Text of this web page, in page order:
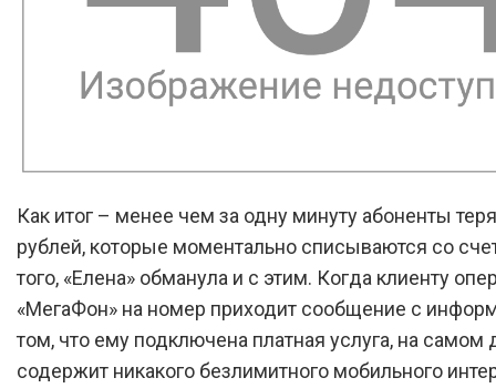
Как итог – менее чем за одну минуту абоненты
рублей, которые моментально списываются со
того, «Елена» обманула и с этим. Когда клиенту
«МегаФон» на номер приходит сообщение с
том, что ему подключена платная услуга, на самом
содержит никакого безлимитного мобильного